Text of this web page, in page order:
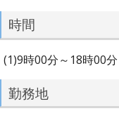
時間
(1)9時00分～18時00
勤務地